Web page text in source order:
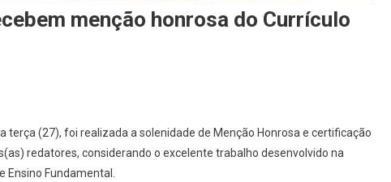
menção honrosa do Currículo
terça (27), foi realizada a solenidade de Menção Honrosa e certificação
redatores, considerando o excelente trabalho desenvolvido na
Ensino Fundamental.